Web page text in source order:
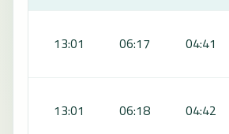
04:41
06:17
13:01
04:42
06:18
13:01